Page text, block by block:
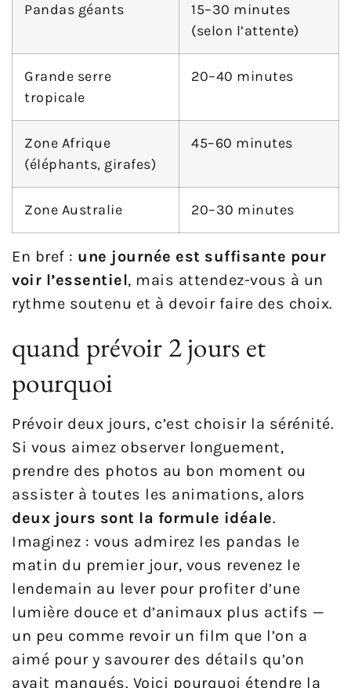
Pandas géants
15–30 minutes
(selon l’attente)
Grande serre
tropicale
20–40 minutes
Zone Afrique
(éléphants, girafes)
45–60 minutes
Zone Australie 20–30 minutes
En bref : une journée est suffisante pour
voir l’essentiel, mais attendez-vous à un
rythme soutenu et à devoir faire des choix.
quand prévoir 2 jours et
pourquoi
Prévoir deux jours, c’est choisir la sérénité.
Si vous aimez observer longuement,
prendre des photos au bon moment ou
assister à toutes les animations, alors
deux jours sont la formule idéale.
Imaginez : vous admirez les pandas le
matin du premier jour, vous revenez le
lendemain au lever pour profiter d’une
lumière douce et d’animaux plus actifs —
un peu comme revoir un film que l’on a
aimé pour y savourer des détails qu’on
avait manqués. Voici pourquoi étendre la